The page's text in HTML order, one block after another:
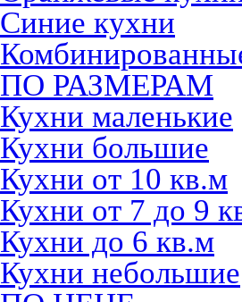
Синие кухни
ПО РАЗМЕРАМ
Кухни маленькие
Кухни большие
Кухни от 10 кв.м
Кухни от 7 до 9
Кухни до 6 кв.м
Кухни небольшие